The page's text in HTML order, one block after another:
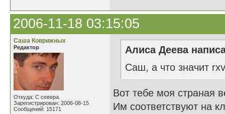
2006-11-18 03:15:05
Саша Коврижных
Редактор
Откуда: С севера.
Зарегистрирован: 2006-08-15
Сообщений: 15171
Алиса Деева
Саш, а что значит
Вот тебе моя страная
Им соответствуют на